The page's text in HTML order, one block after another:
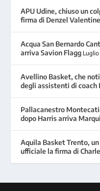
APU Udine, chiuso un
firma di Denzel Valentine
Acqua San Bernardo
arriva Savion Flagg
Avellino Basket, che
degli assistenti di coach
Pallacanestro
dopo Harris arriva
Aquila Basket Trento,
ufficiale la firma di